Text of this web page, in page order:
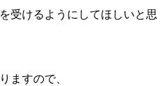
受けるようにしてほしいと思
ますので、